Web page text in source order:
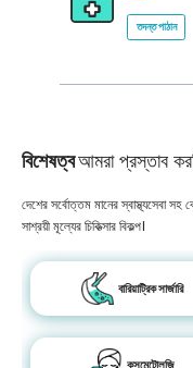
তদন্ত পাঠান
বিশেষত্বআমরা প্রস্তাব
দেশের সর্বোত্তম মানের স্বাস্থ্যসেবা
সাশ্রয়ী মূল্যের চিকিত্সার বিকল্প।
বারিয়াট্রিক সার্জারি